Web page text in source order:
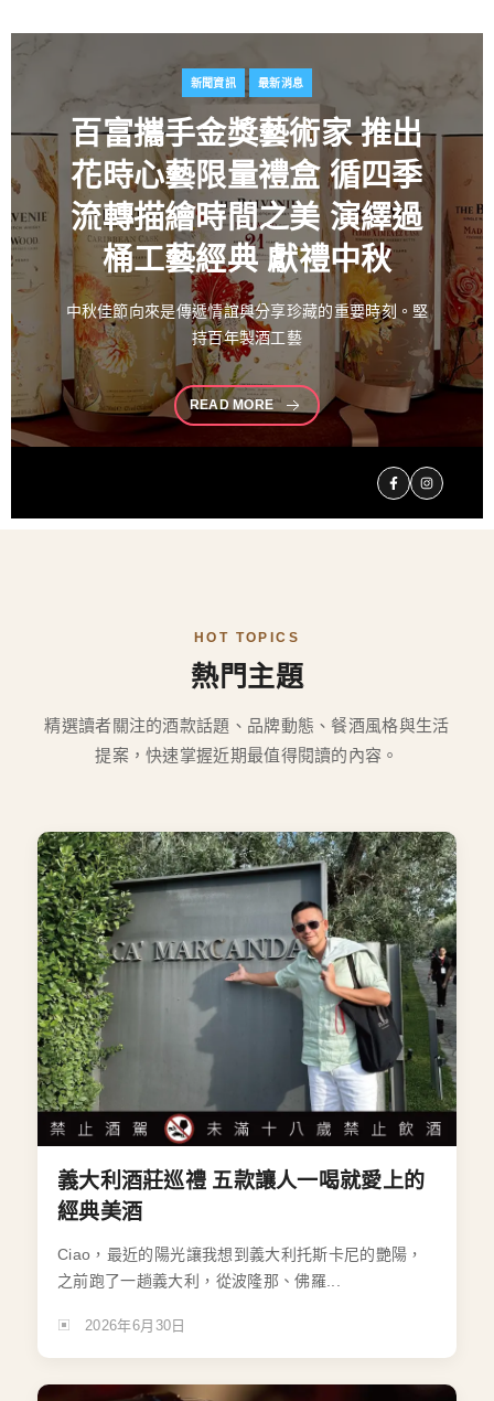
新聞資訊 最新消息
百富攜手金獎藝術家推出
花時心藝限量禮盒 循四季
流轉描繪時間之美 演繹過
桶工藝經典 獻禮中秋
中秋佳節向來是傳遞情誼與分享珍藏的重要時刻。堅
持百年製酒工藝
READ MORE
HOT TOPICS
熱門主題
精選讀者關注的酒款話題、品牌動態、餐酒風格與生活
提案，快速掌握近期最值得閱讀的內容。
義大利酒莊巡禮 五款讓人一喝就愛上的
經典美酒
Ciao，最近的陽光讓我想到義大利托斯卡尼的艷陽，
之前跑了一趟義大利，從波隆那、佛羅...
2026年6月30日